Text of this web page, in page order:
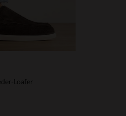
Loafer